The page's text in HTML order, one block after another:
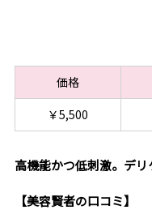
価格
￥5,500
高機能かつ低刺激。デ
【美容賢者の口コミ】